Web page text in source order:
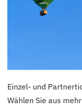
Einzel- und
Wählen Sie aus